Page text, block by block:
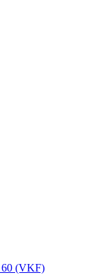
60 (VKF)